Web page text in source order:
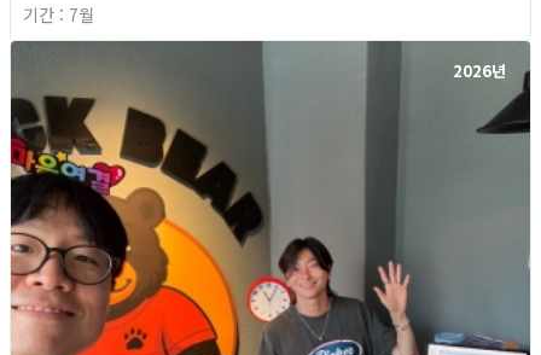
기간 : 7월
2026년